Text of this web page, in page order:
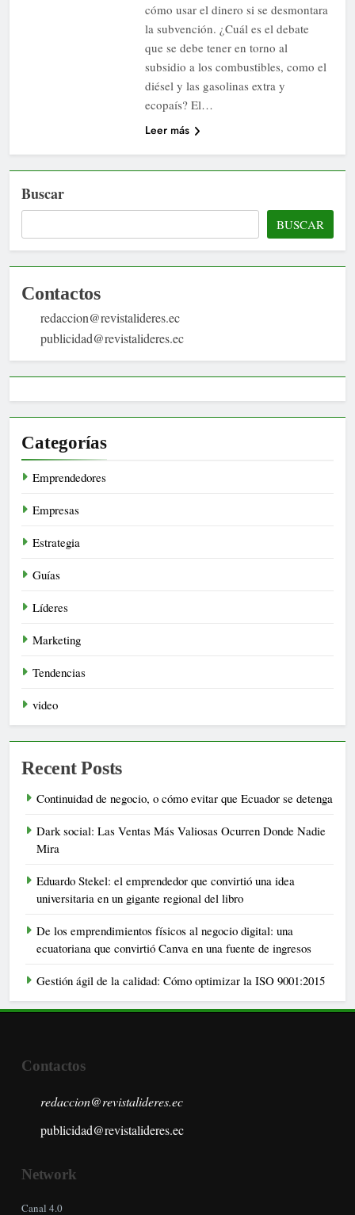
cómo usar el dinero si se desmontara
la subvención. ¿Cuál es el debate
que se debe tener en torno al
subsidio a los combustibles, como el
diésel y las gasolinas extra y
ecopaís? El…
Leer más
Buscar
BUSCAR
Contactos
redaccion@revistalideres.ec
publicidad@revistalideres.ec
Categorías
Emprendedores
Empresas
Estrategia
Guías
Líderes
Marketing
Tendencias
video
Recent Posts
Continuidad de negocio, o cómo evitar que Ecuador se detenga
Dark social: Las Ventas Más Valiosas Ocurren Donde Nadie
Mira
Eduardo Stekel: el emprendedor que convirtió una idea
universitaria en un gigante regional del libro
De los emprendimientos físicos al negocio digital: una
ecuatoriana que convirtió Canva en una fuente de ingresos
Gestión ágil de la calidad: Cómo optimizar la ISO 9001:2015
Contactos
redaccion@revistalideres.ec
publicidad@revistalideres.ec
Network
Canal 4.0